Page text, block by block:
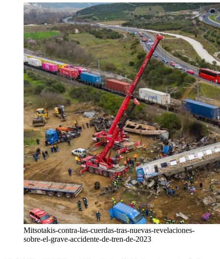
Mitsotakis-contra-las-cuerdas-tras-nuevas-revelaciones-
sobre-el-grave-accidente-de-tren-de-2023